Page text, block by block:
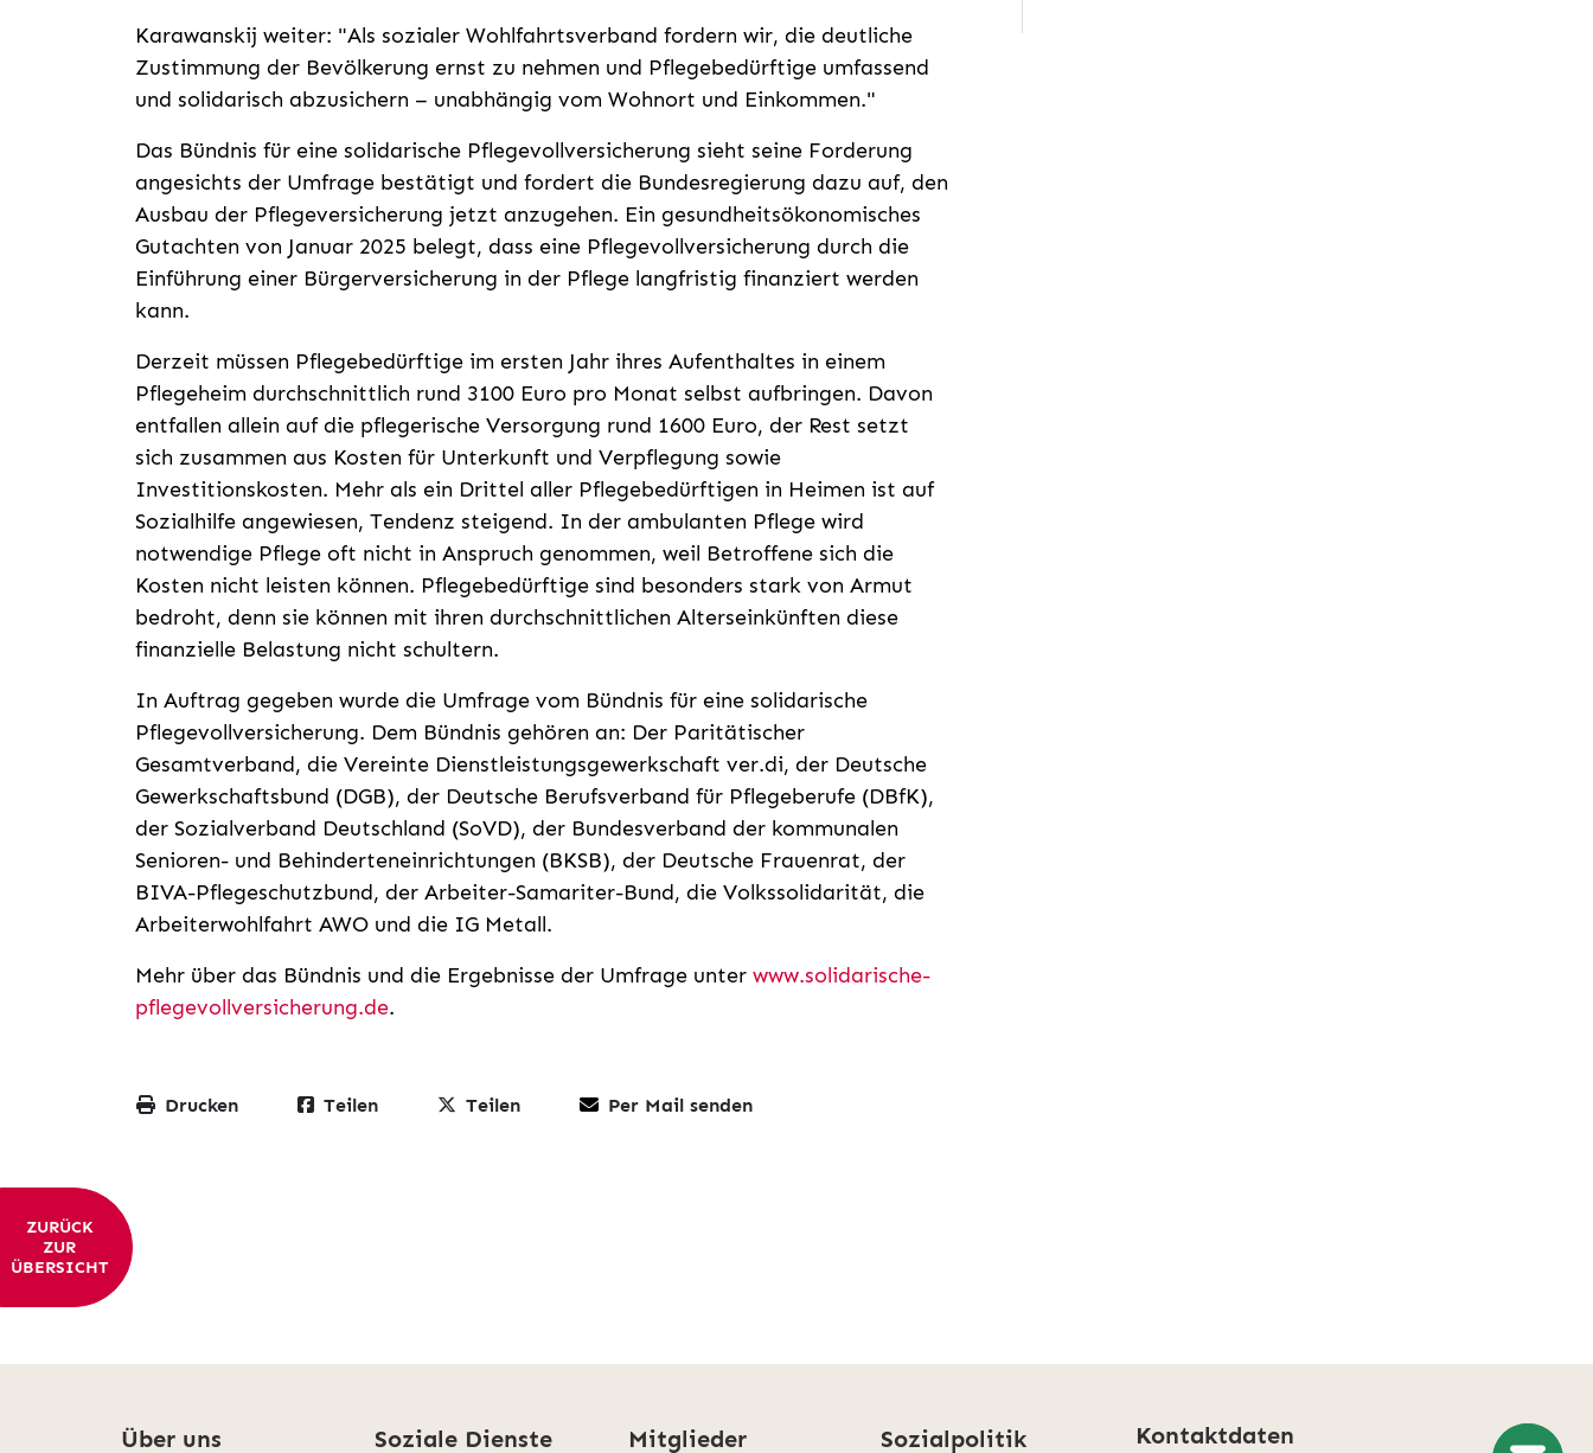
Karawanskij weiter: "Als sozialer Wohlfahrtsverband fordern wir, die deutliche
Zustimmung der Bevölkerung ernst zu nehmen und Pflegebedürftige umfassend
und solidarisch abzusichern – unabhängig vom Wohnort und Einkommen."
Das Bündnis für eine solidarische Pflegevollversicherung sieht seine Forderung
angesichts der Umfrage bestätigt und fordert die Bundesregierung dazu auf, den
Ausbau der Pflegeversicherung jetzt anzugehen. Ein gesundheitsökonomisches
Gutachten von Januar 2025 belegt, dass eine Pflegevollversicherung durch die
Einführung einer Bürgerversicherung in der Pflege langfristig finanziert werden
kann.
Derzeit müssen Pflegebedürftige im ersten Jahr ihres Aufenthaltes in einem
Pflegeheim durchschnittlich rund 3100 Euro pro Monat selbst aufbringen. Davon
entfallen allein auf die pflegerische Versorgung rund 1600 Euro, der Rest setzt
sich zusammen aus Kosten für Unterkunft und Verpflegung sowie
Investitionskosten. Mehr als ein Drittel aller Pflegebedürftigen in Heimen ist auf
Sozialhilfe angewiesen, Tendenz steigend. In der ambulanten Pflege wird
notwendige Pflege oft nicht in Anspruch genommen, weil Betroffene sich die
Kosten nicht leisten können. Pflegebedürftige sind besonders stark von Armut
bedroht, denn sie können mit ihren durchschnittlichen Alterseinkünften diese
finanzielle Belastung nicht schultern.
In Auftrag gegeben wurde die Umfrage vom Bündnis für eine solidarische
Pflegevollversicherung. Dem Bündnis gehören an: Der Paritätischer
Gesamtverband, die Vereinte Dienstleistungsgewerkschaft ver.di, der Deutsche
Gewerkschaftsbund (DGB), der Deutsche Berufsverband für Pflegeberufe (DBfK),
der Sozialverband Deutschland (SoVD), der Bundesverband der kommunalen
Senioren- und Behinderteneinrichtungen (BKSB), der Deutsche Frauenrat, der
BIVA-Pflegeschutzbund, der Arbeiter-Samariter-Bund, die Volkssolidarität, die
Arbeiterwohlfahrt AWO und die IG Metall.
Mehr über das Bündnis und die Ergebnisse der Umfrage unter www.solidarische-
pflegevollversicherung.de.
Drucken Teilen Teilen Per Mail senden
ZURÜCK
ZUR
ÜBERSICHT
Über uns Soziale Dienste Mitglieder Sozialpolitik Kontaktdaten